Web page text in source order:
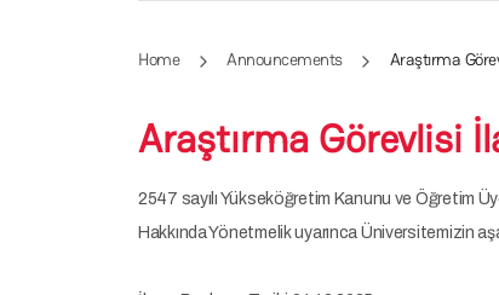
Home Announcements Araştırma
Araştırma Görevlisi
2547 sayılı Yükseköğretim Kanunu ve Öğretim
Hakkında Yönetmelik uyarınca Üniversitemizin